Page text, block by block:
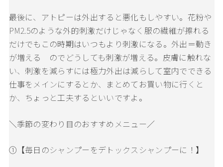
最後に、アトピーは外出すると悪化もしやすい。花粉や
PM2.5のような外的刺激だけじゃなく服の繊維が擦れる
だけでもこの時期はいつもより刺激になる。外出＝動き
が増える のでどうしても刺激が増える。皮膚に触れな
い、刺激を減らすには極力外出は減らして室内でできる
仕事をメインにするとか、まとめてお買い物に行くと
か、ちょっと工夫するといいですよ。
＼季節の変わり目のおすすめメニュー／
①【毎日のシャンプーをデトックスシャンプーに！】